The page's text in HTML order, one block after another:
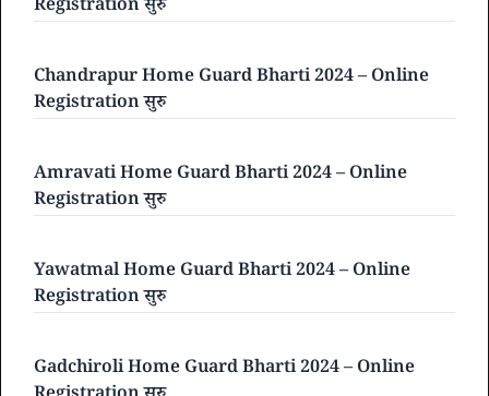
Registration सुरु
Chandrapur Home Guard Bharti 2024 – Online
Registration सुरु
Amravati Home Guard Bharti 2024 – Online
Registration सुरु
Yawatmal Home Guard Bharti 2024 – Online
Registration सुरु
Gadchiroli Home Guard Bharti 2024 – Online